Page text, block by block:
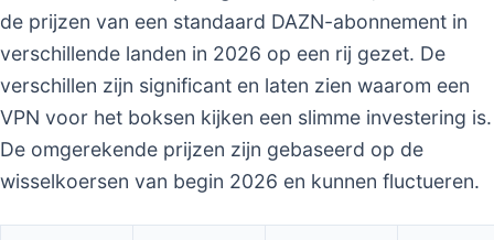
de prijzen van een standaard DAZN-abonnement in
verschillende landen in 2026 op een rij gezet. De
verschillen zijn significant en laten zien waarom een
VPN voor het boksen kijken een slimme investering is.
De omgerekende prijzen zijn gebaseerd op de
wisselkoersen van begin 2026 en kunnen fluctueren.